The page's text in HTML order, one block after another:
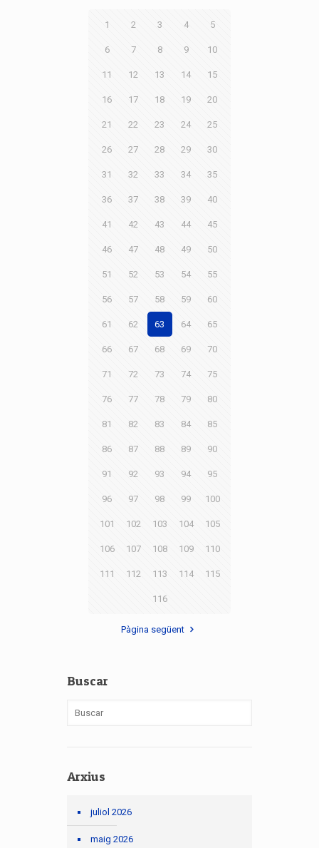
1 2 3 4 5
6 7 8 9 10
11 12 13 14 15
16 17 18 19 20
21 22 23 24 25
26 27 28 29 30
31 32 33 34 35
36 37 38 39 40
41 42 43 44 45
46 47 48 49 50
51 52 53 54 55
56 57 58 59 60
61 62 63 64 65
66 67 68 69 70
71 72 73 74 75
76 77 78 79 80
81 82 83 84 85
86 87 88 89 90
91 92 93 94 95
96 97 98 99 100
101 102 103 104 105
106 107 108 109 110
111 112 113 114 115
116
Pàgina següent
Buscar
Arxius
juliol 2026
maig 2026